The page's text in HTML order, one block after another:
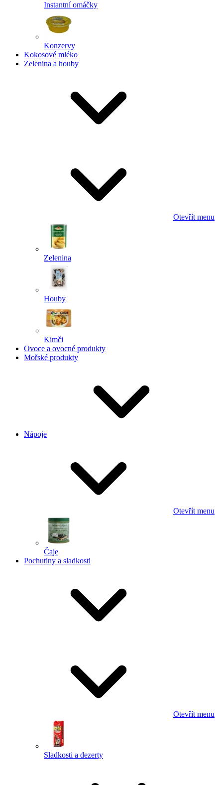
Instantní omáčky
Konzervy
Kokosové mléko
Zelenina a houby
Otevřít menu
Zelenina
Houby
Kimči
Ovoce a ovocné produkty
Mořské produkty
Nápoje
Otevřít menu
Čaje
Pochutiny a sladkosti
Otevřít menu
Sladkosti a dezerty